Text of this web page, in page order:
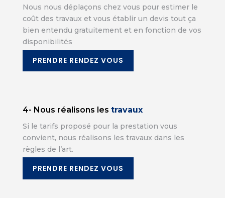
Nous nous déplaçons chez vous pour estimer le
coût des travaux et vous établir un devis tout ça
bien entendu gratuitement et en fonction de vos
disponibilités
PRENDRE RENDEZ VOUS
4- Nous réalisons les travaux
Si le tarifs proposé pour la prestation vous
convient, nous réalisons les travaux dans les
règles de l’art.
PRENDRE RENDEZ VOUS